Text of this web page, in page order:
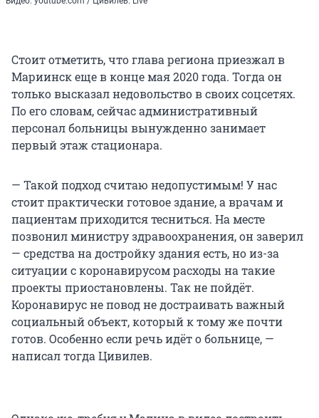
Стоит отметить, что глава региона приезжал в
Мариинск еще в конце мая 2020 года. Тогда он
только высказал недовольство в своих соцсетях.
По его словам, сейчас административный
персонал больницы вынужденно занимает
первый этаж стационара.
— Такой подход считаю недопустимым! У нас
стоит практически готовое здание, а врачам и
пациентам приходится тесниться. На месте
позвонил министру здравоохранения, он заверил
— средства на достройку здания есть, но из-за
ситуации с коронавирусом расходы на такие
проекты приостановлены. Так не пойдёт.
Коронавирус не повод не достраивать важный
социальный объект, который к тому же почти
готов. Особенно если речь идёт о больнице, —
написал тогда Цивилев.